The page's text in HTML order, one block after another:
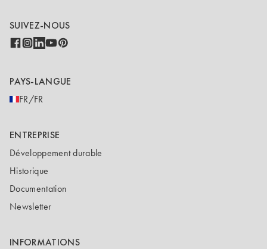
SUIVEZ-NOUS
PAYS-LANGUE
FR/FR
ENTREPRISE
Développement durable
Historique
Documentation
Newsletter
INFORMATIONS